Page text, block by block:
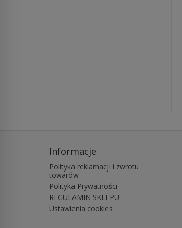
Informacje
Polityka reklamacji i zwrotu
towarów
Polityka Prywatności
REGULAMIN SKLEPU
Ustawienia cookies